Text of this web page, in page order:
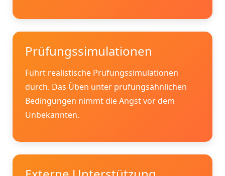
Prüfungssimulationen
Führt realistische Prüfungssimulationen
durch. Das Üben unter prüfungsähnlichen
Bedingungen nimmt die Angst vor dem
Unbekannten.